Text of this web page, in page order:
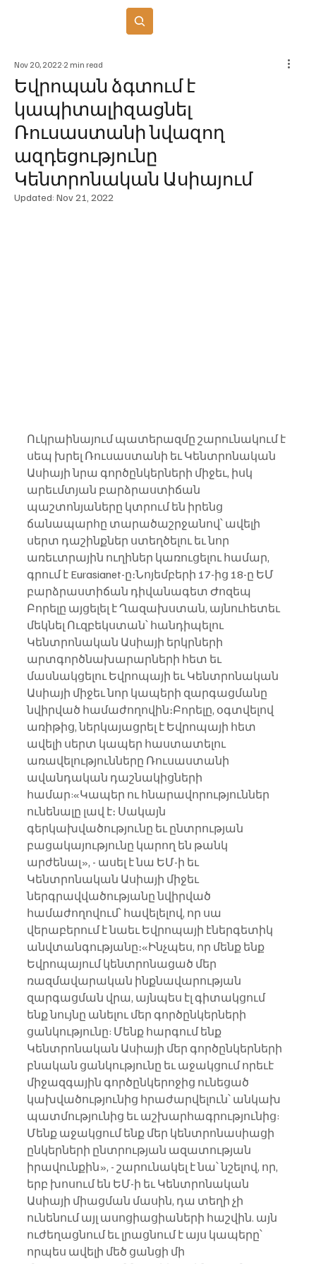
Եվրոպան ձգտում է
կապիտալիզացնել
Ռուսաստանի նվազող
ազդեցությունը
Կենտրոնական Ասիայում
Nov 20, 2022 2 min read
Updated: Nov 21, 2022
Ուկրաինայում պատերազմը շարունակում է
սեպ խրել Ռուսաստանի եւ Կենտրոնական
Ասիայի նրա գործընկերների միջեւ, իսկ
արեւմտյան բարձրաստիճան
պաշտոնյաները կտրում են իրենց
ճանապարհը տարածաշրջանով՝ ավելի
սերտ դաշինքներ ստեղծելու եւ նոր
առեւտրային ուղիներ կառուցելու համար,
գրում է Eurasianet-ը։Նոյեմբերի 17-ից 18-ը ԵՄ
բարձրաստիճան դիվանագետ Ժոզեպ
Բորելը այցելել է Ղազախստան, այնուհետեւ
մեկնել Ուզբեկստան՝ հանդիպելու
Կենտրոնական Ասիայի երկրների
արտգործնախարարների հետ եւ
մասնակցելու Եվրոպայի եւ Կենտրոնական
Ասիայի միջեւ նոր կապերի զարգացմանը
նվիրված համաժողովին։Բորելը, օգտվելով
առիթից, ներկայացրել է Եվրոպայի հետ
ավելի սերտ կապեր հաստատելու
առավելությունները Ռուսաստանի
ավանդական դաշնակիցների
համար:«Կապեր ու հնարավորություններ
ունենալը լավ է։ Սակայն
գերկախվածությունը եւ ընտրության
բացակայությունը կարող են թանկ
արժենալ», - ասել է նա ԵՄ-ի եւ
Կենտրոնական Ասիայի միջեւ
ներգրավվածությանը նվիրված
համաժողովում՝ հավելելով, որ սա
վերաբերում է նաեւ Եվրոպայի էներգետիկ
անվտանգությանը։«Ինչպես, որ մենք ենք
Եվրոպայում կենտրոնացած մեր
ռազմավարական ինքնավարության
զարգացման վրա, այնպես էլ գիտակցում
ենք նույնը անելու մեր գործընկերների
ցանկությունը: Մենք հարգում ենք
Կենտրոնական Ասիայի մեր գործընկերների
բնական ցանկությունը եւ աջակցում որեւէ
միջազգային գործընկերոջից ունեցած
կախվածությունից հրաժարվելուն՝ անկախ
պատմությունից եւ աշխարհագրությունից:
Մենք աջակցում ենք մեր կենտրոնասիացի
ընկերների ընտրության ազատության
իրավունքին», - շարունակել է նա՝ նշելով, որ,
երբ խոսում են ԵՄ-ի եւ Կենտրոնական
Ասիայի միացման մասին, դա տեղի չի
ունենում այլ ասոցիացիաների հաշվին. այն
ուժեղացնում եւ լրացնում է այս կապերը՝
որպես ավելի մեծ ցանցի մի